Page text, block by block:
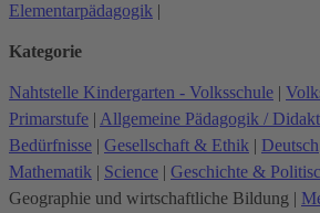
Elementarpädagogik |
Kategorie
Nahtstelle Kindergarten - Volksschule |
Primarstufe | Allgemeine Pädagogik /
Bedürfnisse | Gesellschaft & Ethik | Deutsch
Mathematik | Science | Geschichte &
Geographie und wirtschaftliche Bildung |